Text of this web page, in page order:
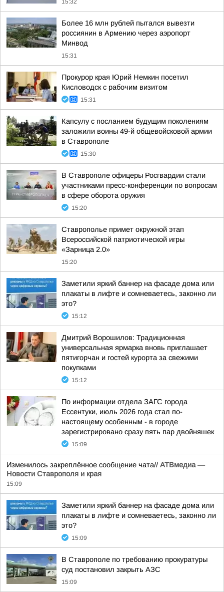
15:32
Более 16 млн рублей пытался вывезти
россиянин в Армению через аэропорт
Минвод
15:31
Прокурор края Юрий Немкин посетил
Кисловодск с рабочим визитом
15:31
Капсулу с посланием будущим поколениям
заложили воины 49-й общевойсковой армии
в Ставрополе
15:30
В Ставрополе офицеры Росгвардии стали
участниками пресс-конференции по вопросам
в сфере оборота оружия
15:20
Ставрополье примет окружной этап
Всероссийской патриотической игры
«Зарница 2.0»
15:20
Заметили яркий баннер на фасаде дома или
плакаты в лифте и сомневаетесь, законно ли
это?
15:12
Дмитрий Ворошилов: Традиционная
универсальная ярмарка вновь приглашает
пятигорчан и гостей курорта за свежими
покупками
15:12
По информации отдела ЗАГС города
Ессентуки, июль 2026 года стал по-
настоящему особенным - в городе
зарегистрировано сразу пять пар двойняшек
15:09
Изменилось закреплённое сообщение чата// АТВмедиа —
Новости Ставрополя и края
15:09
Заметили яркий баннер на фасаде дома или
плакаты в лифте и сомневаетесь, законно ли
это?
15:09
В Ставрополе по требованию прокуратуры
суд постановил закрыть АЗС
15:09